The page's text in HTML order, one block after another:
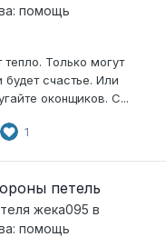
помощь
Только могут
счастье. Или
оконщиков. С...
1
петель
жека095 в
помощь